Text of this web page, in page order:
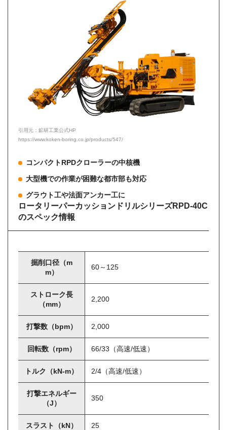
引用元：鉱研工業公式HP
https://www.koken-boring.co.jp/products/547/
コンパクトRPDクローラーの中核機
大型機での作業が困難な都市部も対応
グラウト工や法面アンカー工に
ロータリーパーカッションドリルシリーズRPD-40C
のスペック情報
掘削口径（m
m）
60～125
ストローク長
（mm）
2,200
打撃数（bpm） 2,000
回転数（rpm） 66/33（高速/低速）
トルク（kN-m） 2/4（高速/低速）
打撃エネルギー
（J）
350
スラスト（kN） 25